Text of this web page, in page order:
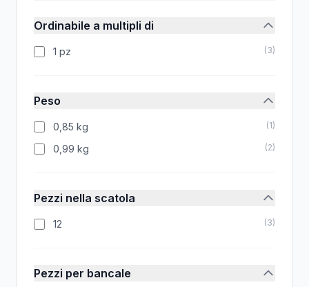
Ordinabile a multipli di
1 pz (3)
Peso
0,85 kg (1)
0,99 kg (2)
Pezzi nella scatola
12 (3)
Pezzi per bancale